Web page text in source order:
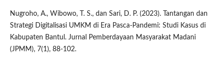
Nugroho, A., Wibowo, T. S., dan Sari, D. P. (2023). Tantangan dan
Strategi Digitalisasi UMKM di Era Pasca-Pandemi: Studi Kasus di
Kabupaten Bantul. Jurnal Pemberdayaan Masyarakat Madani
(JPMM), 7(1), 88-102.